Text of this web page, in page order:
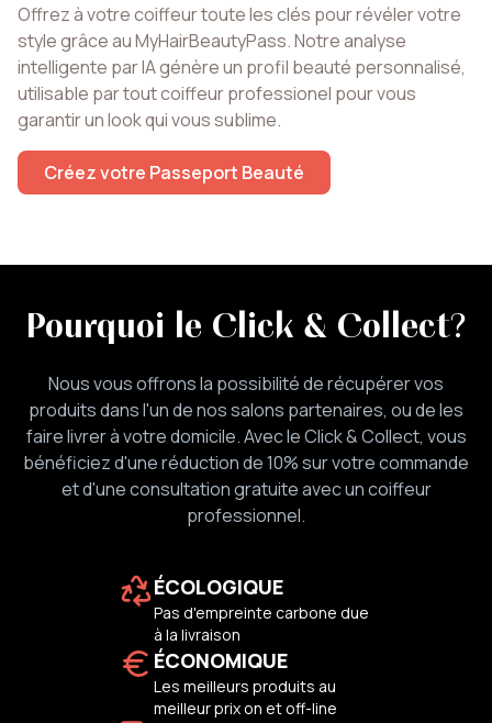
Offrez à votre coiffeur toute les clés pour révéler votre
style grâce au MyHairBeautyPass. Notre analyse
intelligente par IA génère un profil beauté personnalisé,
utilisable par tout coiffeur professionel pour vous
garantir un look qui vous sublime.
Créez votre Passeport Beauté
Pourquoi le Click & Collect?
Nous vous offrons la possibilité de récupérer vos
produits dans l'un de nos salons partenaires, ou de les
faire livrer à votre domicile. Avec le Click & Collect, vous
bénéficiez d'une réduction de 10% sur votre commande
et d'une consultation gratuite avec un coiffeur
professionnel.
ÉCOLOGIQUE
Pas d'empreinte carbone due
à la livraison
ÉCONOMIQUE
Les meilleurs produits au
meilleur prix on et off-line